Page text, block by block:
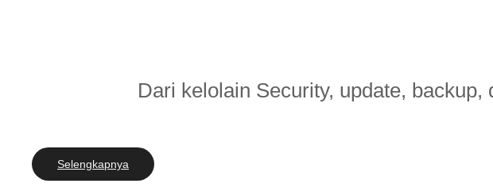
Dari kelolain Security, update,
Selengkapnya